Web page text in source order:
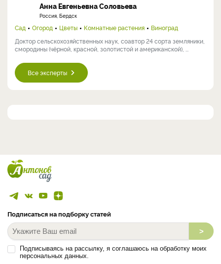
Анна Евгеньевна Соловьева
Россия, Бердск
Сад Огород Цветы Комнатные растения
Виноград
Доктор сельскохозяйственных наук, соавтор 24 сорта земляники,
смородины (чёрной, красной, золотистой и американской), ...
Все эксперты
Подписаться на подборку статей
>
Подписываясь на рассылку, я соглашаюсь на обработку моих
персональных данных.